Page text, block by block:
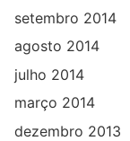
setembro 2014
agosto 2014
julho 2014
março 2014
dezembro 2013